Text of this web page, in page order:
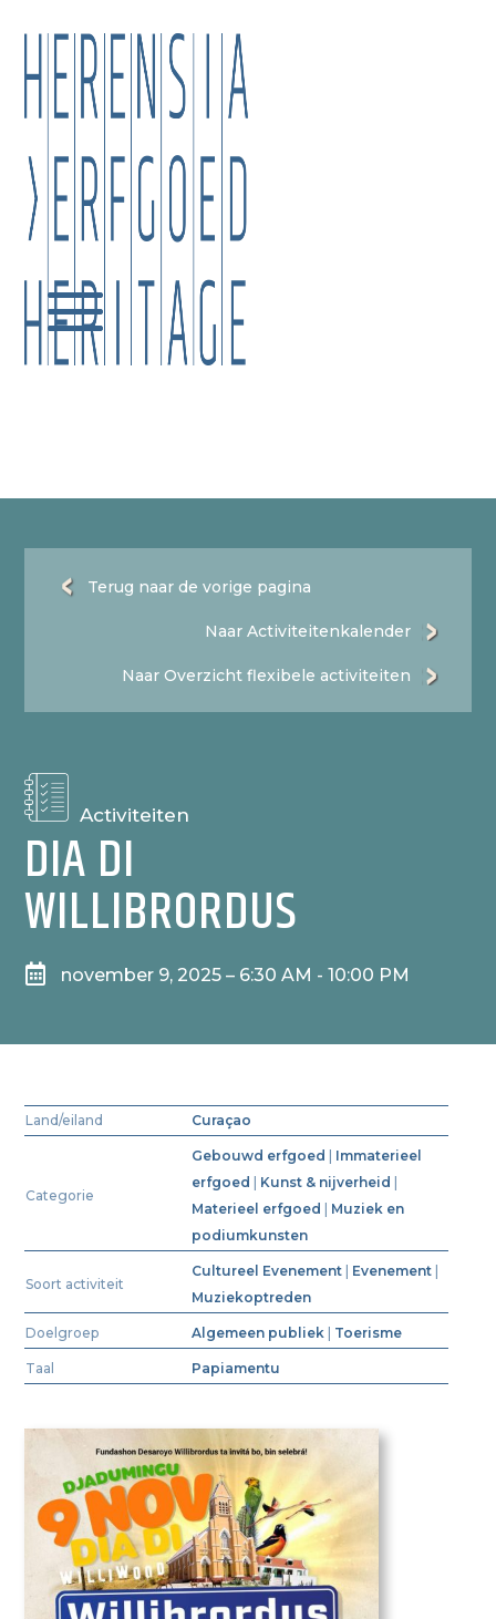
Terug naar de vorige pagina
Naar Activiteitenkalender
Naar Overzicht flexibele activiteiten
Activiteiten
DIA DI
WILLIBRORDUS
 november 9, 2025 – 6:30 AM - 10:00 PM
Land/eiland Curaçao
Categorie
Gebouwd erfgoed
Immaterieel
erfgoed
Kunst & nijverheid
Materieel erfgoed
Muziek en
podiumkunsten
Soort activiteit
Cultureel Evenement Evenement
Muziekoptreden
Doelgroep Algemeen publiek Toerisme
Taal Papiamentu